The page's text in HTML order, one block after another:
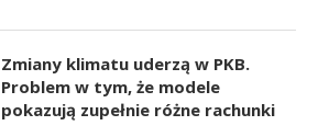
Zmiany klimatu uderzą w PKB.
Problem w tym, że modele
pokazują zupełnie różne rachunki